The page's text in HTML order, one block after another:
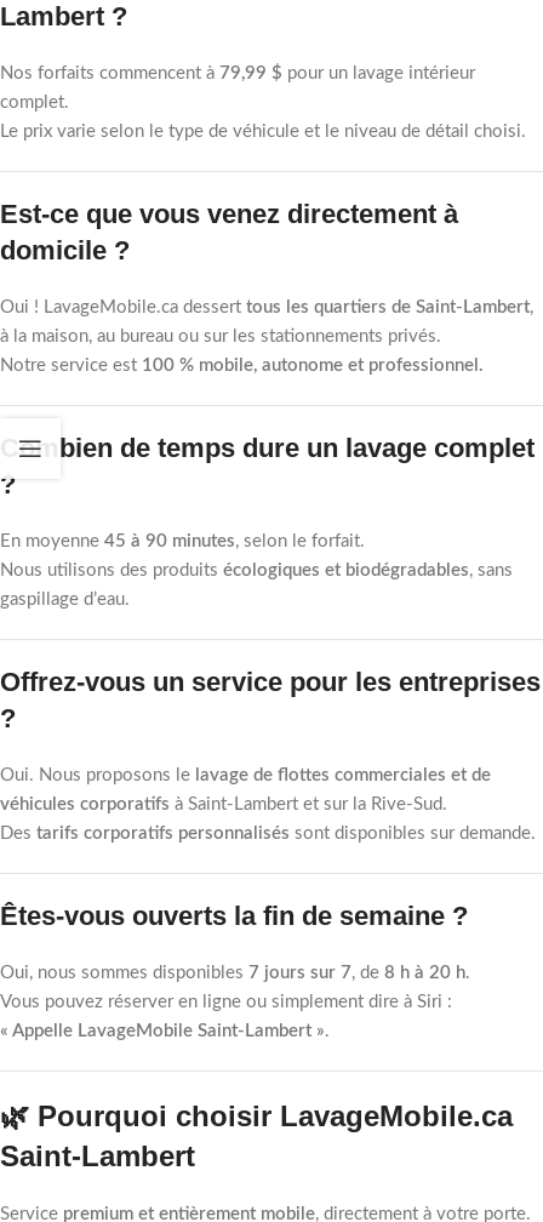
Lambert ?
Nos forfaits commencent à 79,99 $ pour un lavage intérieur
complet.
Le prix varie selon le type de véhicule et le niveau de détail choisi.
Est-ce que vous venez directement à
domicile ?
Oui ! LavageMobile.ca dessert tous les quartiers de Saint-Lambert,
à la maison, au bureau ou sur les stationnements privés.
Notre service est 100 % mobile, autonome et professionnel.
Combien de temps dure un lavage complet
?
En moyenne 45 à 90 minutes, selon le forfait.
Nous utilisons des produits écologiques et biodégradables, sans
gaspillage d’eau.
Offrez-vous un service pour les entreprises
?
Oui. Nous proposons le lavage de flottes commerciales et de
véhicules corporatifs à Saint-Lambert et sur la Rive-Sud.
Des tarifs corporatifs personnalisés sont disponibles sur demande.
Êtes-vous ouverts la fin de semaine ?
Oui, nous sommes disponibles 7 jours sur 7, de 8 h à 20 h.
Vous pouvez réserver en ligne ou simplement dire à Siri :
« Appelle LavageMobile Saint-Lambert ».
🌿 Pourquoi choisir LavageMobile.ca
Saint-Lambert
Service premium et entièrement mobile, directement à votre porte.